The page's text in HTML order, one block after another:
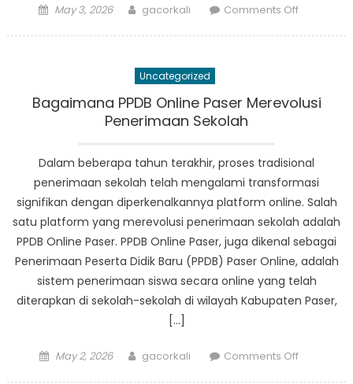
Posted
May 3, 2026 Author
gacorkali Comments Offon
Paser
Uncategorized
Bagaimana PPDB Online Paser Merevolusi
Penerimaan Sekolah
Dalam beberapa tahun terakhir, proses tradisional
penerimaan sekolah telah mengalami transformasi
signifikan dengan diperkenalkannya platform online. Salah
satu platform yang merevolusi penerimaan sekolah adalah
PPDB Online Paser. PPDB Online Paser, juga dikenal sebagai
Penerimaan Peserta Didik Baru (PPDB) Paser Online, adalah
sistem penerimaan siswa secara online yang telah
diterapkan di sekolah-sekolah di wilayah Kabupaten Paser,
[…]
Posted
May 2, 2026 Author
gacorkali Comments Offon